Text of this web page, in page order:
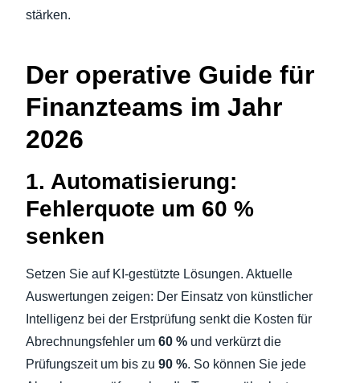
stärken.
Der operative Guide für
Finanzteams im Jahr
2026
1. Automatisierung:
Fehlerquote um 60 %
senken
Setzen Sie auf KI-gestützte Lösungen. Aktuelle
Auswertungen zeigen: Der Einsatz von künstlicher
Intelligenz bei der Erstprüfung senkt die Kosten für
Abrechnungsfehler um 60 % und verkürzt die
Prüfungszeit um bis zu 90 %. So können Sie jede